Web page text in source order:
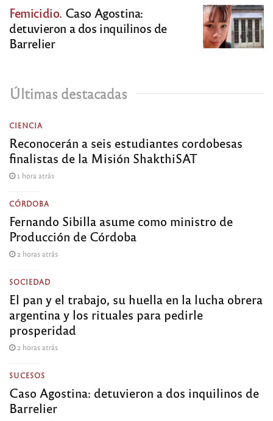
Femicidio. Caso Agostina:
detuvieron a dos inquilinos de
Barrelier
Últimas destacadas
CIENCIA
Reconocerán a seis estudiantes cordobesas
finalistas de la Misión ShakthiSAT
1 hora atrás
CÓRDOBA
Fernando Sibilla asume como ministro de
Producción de Córdoba
2 horas atrás
SOCIEDAD
El pan y el trabajo, su huella en la lucha obrera
argentina y los rituales para pedirle
prosperidad
2 horas atrás
SUCESOS
Caso Agostina: detuvieron a dos inquilinos de
Barrelier